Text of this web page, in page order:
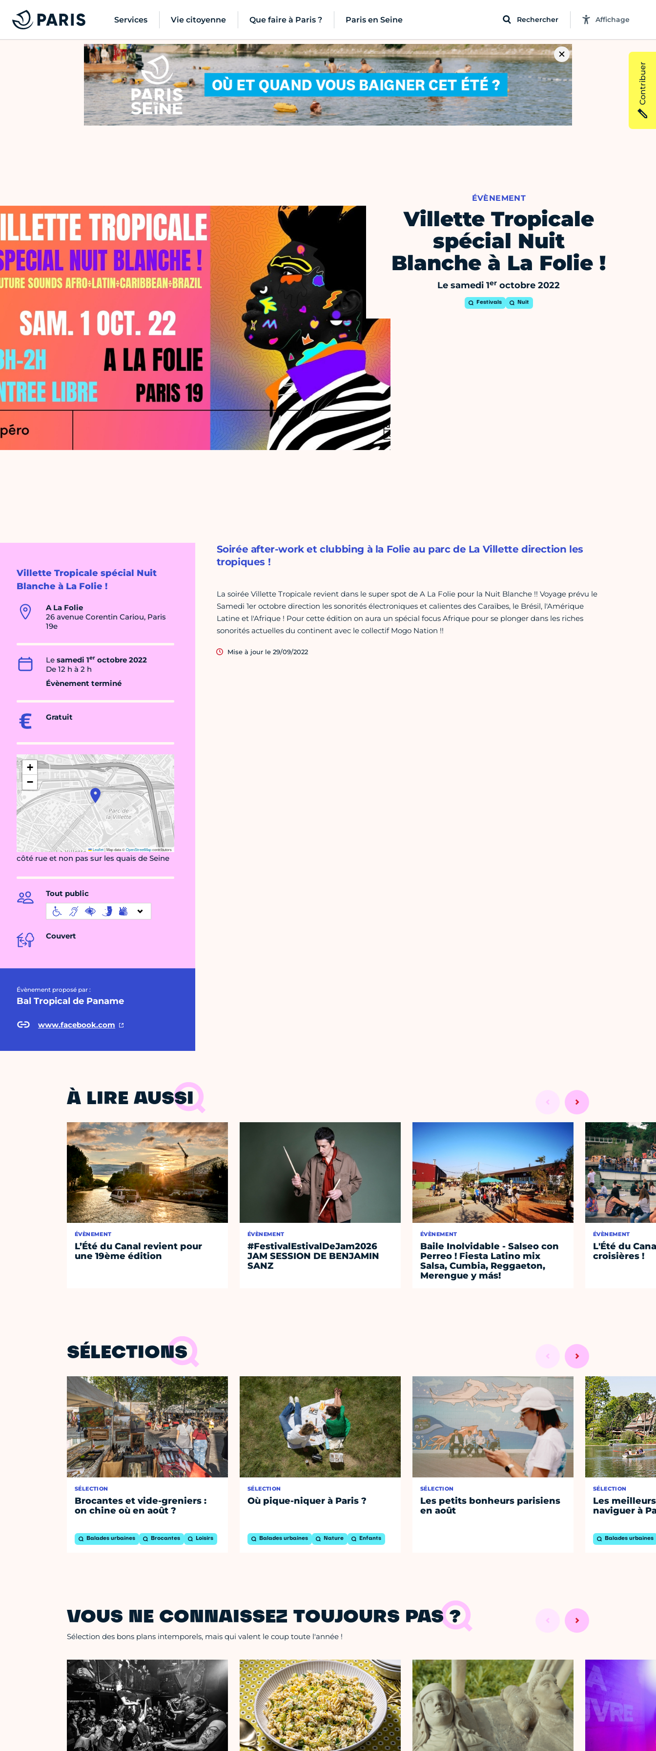
Services Vie citoyenne Que faire à Paris ? Paris en Seine Rechercher Affichage
ÉVÈNEMENT
Villette Tropicale
spécial Nuit
Blanche à La Folie !
Le samedi 1er octobre 2022
Festivals Nuit
Villette Tropicale spécial Nuit
Blanche à La Folie !
A La Folie
26 avenue Corentin Cariou, Paris
19e
Le samedi 1er octobre 2022
De 12 h à 2 h
Évènement terminé
Gratuit
+
−
Leaflet|Map data ©OpenStreetMapcontributors
côté rue et non pas sur les quais de Seine
Tout public
Couvert
Évènement proposé par :
Bal Tropical de Paname
www.facebook.com
Soirée after-work et clubbing à la Folie au parc de La Villette direction les
tropiques !
La soirée Villette Tropicale revient dans le super spot de A La Folie pour la Nuit Blanche !! Voyage prévu le
Samedi 1er octobre direction les sonorités électroniques et calientes des Caraïbes, le Brésil, l'Amérique
Latine et l'Afrique ! Pour cette édition on aura un spécial focus Afrique pour se plonger dans les riches
sonorités actuelles du continent avec le collectif Mogo Nation !!
Mise à jour le 29/09/2022
À LIRE AUSSI
ÉVÈNEMENT
L’Été du Canal revient pour
une 19ème édition
ÉVÈNEMENT
#FestivalEstivalDeJam2026
JAM SESSION DE BENJAMIN
SANZ
ÉVÈNEMENT
Baile Inolvidable - Salseo con
Perreo ! Fiesta Latino mix
Salsa, Cumbia, Reggaeton,
Merengue y más!
ÉVÈNEMENT
L'Été du
croisières !
SÉLECTIONS
SÉLECTION
Brocantes et vide-greniers :
on chine où en août ?
Balades urbaines Brocantes Loisirs
SÉLECTION
Où pique-niquer à Paris ?
Balades urbaines Nature Enfants
SÉLECTION
Les petits bonheurs parisiens
en août
SÉLECTION
Les
naviguer à
Balades urbaines
VOUS NE CONNAISSEZ TOUJOURS PAS ?
Sélection des bons plans intemporels, mais qui valent le coup toute l'année !
Contribuer